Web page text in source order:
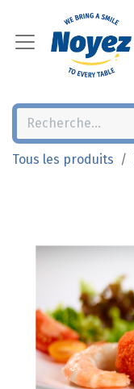
Tous les produits